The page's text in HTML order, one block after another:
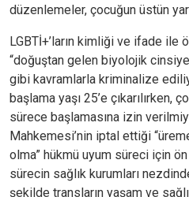
düzenlemeler, çocuğun üstün
LGBTİ+’ların kimliği ve ifade ile
“doğuştan gelen biyolojik
gibi kavramlarla kriminalize
başlama yaşı 25’e çıkarılırken,
sürece başlamasına izin
Mahkemesi’nin iptal ettiği
olma” hükmü uyum süreci için
sürecin sağlık kurumları
şekilde transların yaşam ve